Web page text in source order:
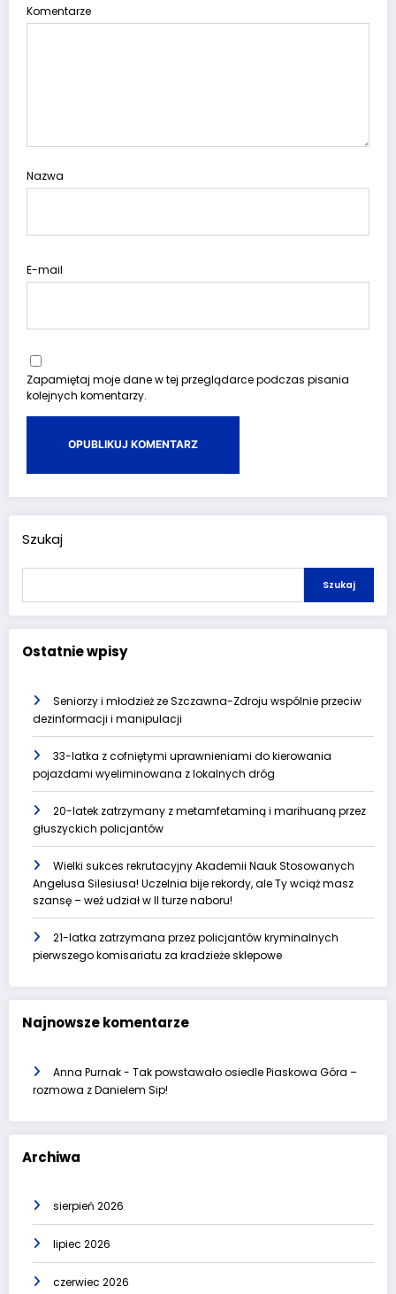
Komentarze
Nazwa
E-mail
Zapamiętaj moje dane w tej przeglądarce podczas pisania
kolejnych komentarzy.
Szukaj
Szukaj
Ostatnie wpisy
Seniorzy i młodzież ze Szczawna-Zdroju wspólnie przeciw
dezinformacji i manipulacji
33-latka z cofniętymi uprawnieniami do kierowania
pojazdami wyeliminowana z lokalnych dróg
20-latek zatrzymany z metamfetaminą i marihuaną przez
głuszyckich policjantów
Wielki sukces rekrutacyjny Akademii Nauk Stosowanych
Angelusa Silesiusa! Uczelnia bije rekordy, ale Ty wciąż masz
szansę – weź udział w II turze naboru!
21-latka zatrzymana przez policjantów kryminalnych
pierwszego komisariatu za kradzieże sklepowe
Najnowsze komentarze
Anna Purnak- Tak powstawało osiedle Piaskowa Góra –
rozmowa z Danielem Sip!
Archiwa
sierpień 2026
lipiec 2026
czerwiec 2026